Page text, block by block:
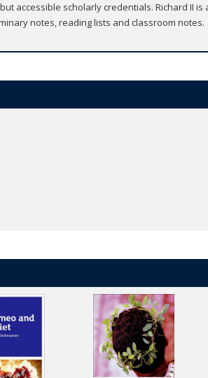
accessible scholarly credentials. Richard II
notes, reading lists and classroom notes.